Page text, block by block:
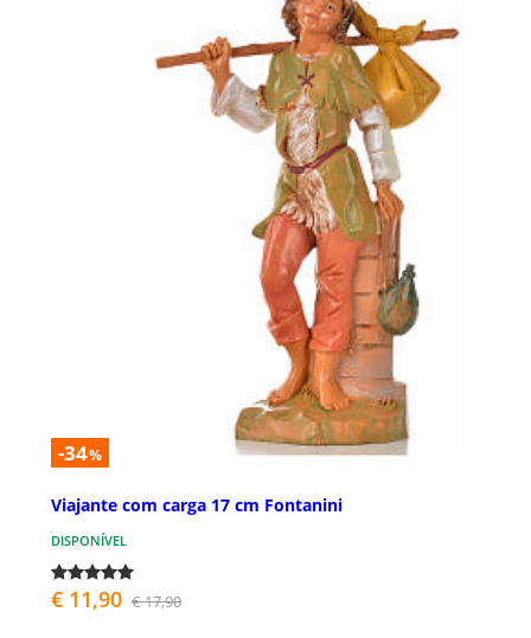
-34%
Viajante com carga 17 cm Fontanini
DISPONÍVEL
€ 11,90 € 17,90